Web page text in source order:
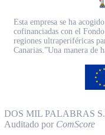
Esta empresa se ha
cofinanciadas con el
regiones ultraperiféricas
Canarias.”Una manera de
DOS MIL PALABRAS
Auditado por ComScore